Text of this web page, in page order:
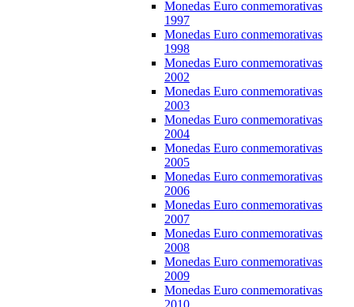
Monedas Euro conmemorativas
1997
Monedas Euro conmemorativas
1998
Monedas Euro conmemorativas
2002
Monedas Euro conmemorativas
2003
Monedas Euro conmemorativas
2004
Monedas Euro conmemorativas
2005
Monedas Euro conmemorativas
2006
Monedas Euro conmemorativas
2007
Monedas Euro conmemorativas
2008
Monedas Euro conmemorativas
2009
Monedas Euro conmemorativas
2010